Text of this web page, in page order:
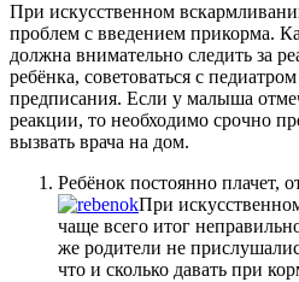
При искусственном
проблем с введением прикорма.
должна внимательно следить за
ребёнка, советоваться с
предписания. Если у малыша
реакции, то необходимо срочно
вызвать врача на дом.
Ребёнок постоянно плачет,
При
чаще всего итог
же родители не
что и сколько давать при